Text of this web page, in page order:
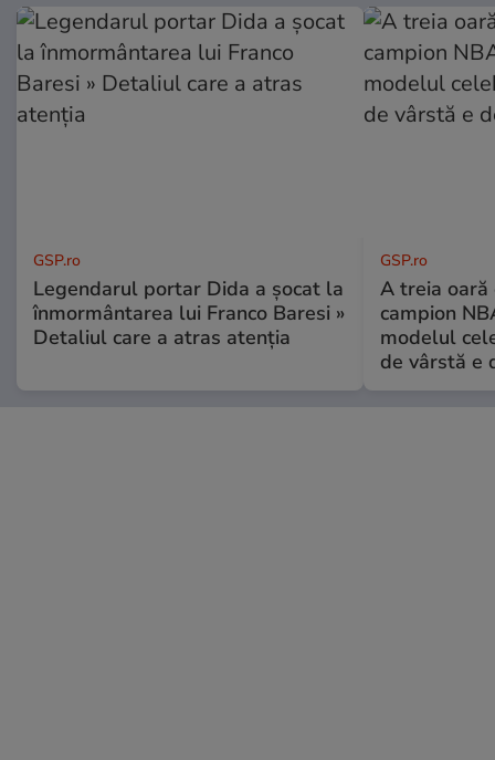
GSP.ro
Legendarul portar Dida a șocat la
înmormântarea lui Franco Baresi »
Detaliul care a atras atenția
GSP.ro
A treia oară
campion
modelul
de vârstă e